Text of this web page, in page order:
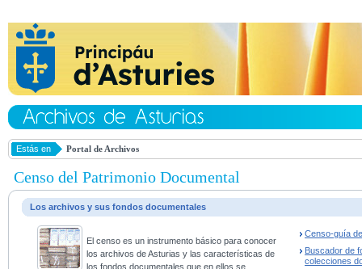
Estás en Portal de Archivos
Censo del Patrimonio Documental
Los archivos y sus fondos documentales
El censo es un instrumento básico para conocer
los archivos de Asturias y las características de
los fondos documentales que en ellos se
Censo-guía
Buscador de
colecciones